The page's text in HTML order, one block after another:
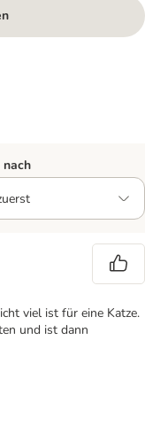
viel ist für eine Katze.
und ist dann